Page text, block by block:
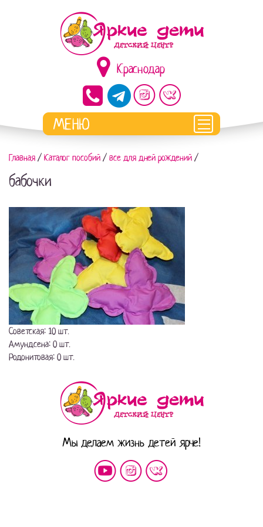
Краснодар
Главная / Каталог пособий / все для дней рождений /
бабочки
Советская: 10 шт.
Амундсена: 0 шт.
Родонитовая: 0 шт.
Мы делаем жизнь детей ярче!